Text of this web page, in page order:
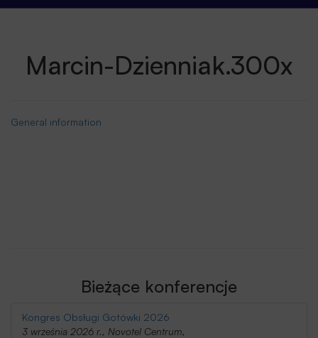
Marcin-Dzienniak.300x
General information
Bieżące konferencje
Kongres Obsługi Gotówki 2026
3 września 2026 r., Novotel Centrum,